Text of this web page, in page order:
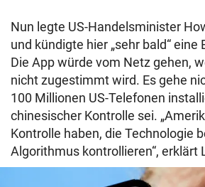
Nun legte US-Handelsminister
und kündigte hier „sehr bald“ eine
Die App würde vom Netz gehen,
nicht zugestimmt wird. Es gehe
100 Millionen US-Telefonen
chinesischer Kontrolle sei.
Kontrolle haben, die Technologie
Algorithmus kontrollieren“, erklärt